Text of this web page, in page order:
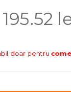
195.52
doar pentru